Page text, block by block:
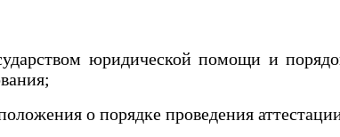
юридической помощи и
о порядке проведения